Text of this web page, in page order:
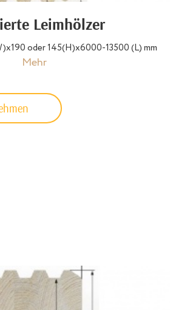
Leimhölzer
oder 145(H)х6000-13500 (L) mm
Mehr